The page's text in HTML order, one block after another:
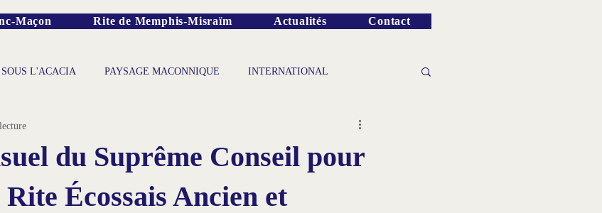
Maçon Rite de Memphis-Misraïm Actualités Contact
SOUS L'ACACIA PAYSAGE MACONNIQUE INTERNATIONAL
du Suprême Conseil pour
Écossais Ancien et